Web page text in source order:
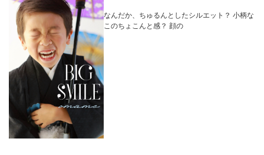
なんだか、ちゅるんとしたシルエット？ 小柄な
このちょこんと感？ 顔の